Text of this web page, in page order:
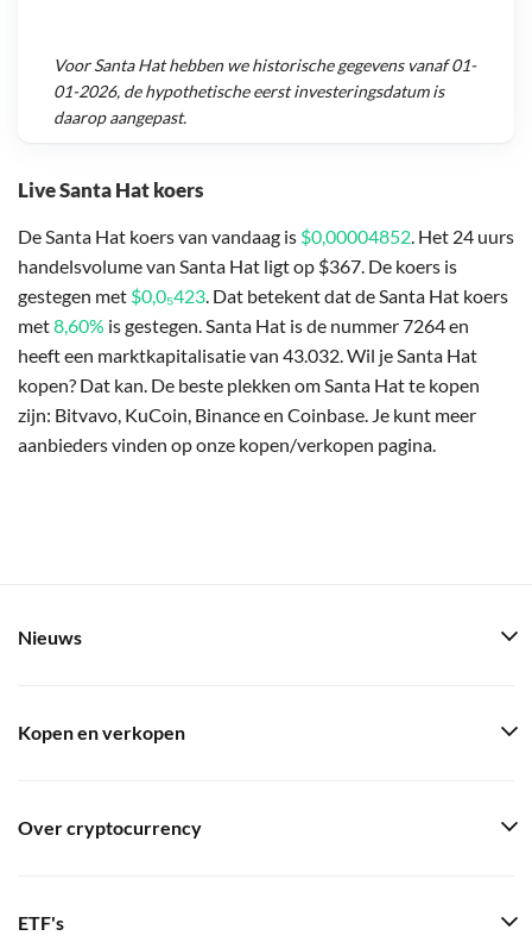
Live Santa Hat koers
De Santa Hat koers van vandaag is $0,00004852 . Het 24 uurs
handelsvolume van Santa Hat ligt op $367. De koers is
gestegen met $0,0₅423 . Dat betekent dat de Santa Hat koers
met8,60% is gestegen. Santa Hat is de nummer 7264 en
heeft een marktkapitalisatie van 43.032. Wil je Santa Hat
kopen? Dat kan. De beste plekken om Santa Hat te kopen
zijn: Bitvavo, KuCoin, Binance en Coinbase. Je kunt meer
aanbieders vinden op onze kopen/verkopen pagina.
VoorSanta Hathebben we historische gegevens vanaf01-
01-2026, de hypothetische eerst investeringsdatum is
daarop aangepast.
Nieuws
Kopen en verkopen
Over cryptocurrency
ETF's